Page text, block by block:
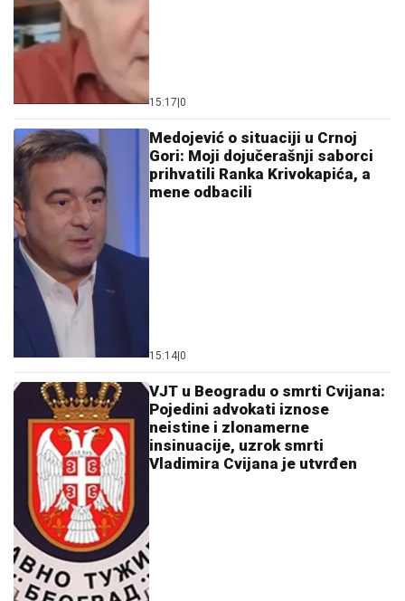
(FOTO) EMOTIVAN TRENUTAK KOJI
TOPI SRCA
5 godina mlađeg kolegu, pa objavila
fotografiju sa sinom Vukanom: Njoj
Jovana Jeremić PREKINULA
otkriva NEPOZNATE DETALJE:
"Devojka je radnica u njegovoj firmi,
pravi bureke"
Ostavi komentar
KOMENTARI (32)